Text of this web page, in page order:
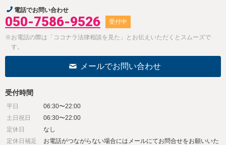
電話でお問い合わせ
050-7586-9526 受付中
※お電話の際は「ココナラ法律相談を見た」とお伝えいただくとスムーズで
す。
メールでお問い合わせ
受付時間
平日
06:30〜22:00
土日祝日
06:30〜22:00
定休日
なし
定休日補足
お電話がつながらない場合にはメールにてお問合せをお願いいた